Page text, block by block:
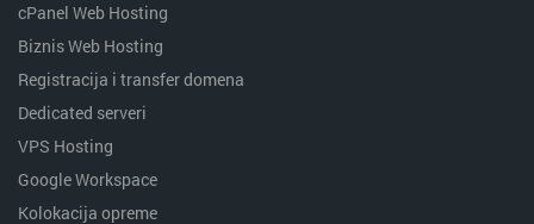
cPanel Web Hosting
Biznis Web Hosting
Registracija i transfer domena
Dedicated serveri
VPS Hosting
Google Workspace
Kolokacija opreme